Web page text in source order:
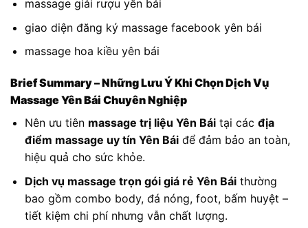
massage giải rượu yên bái
giao diện đăng ký massage facebook yên bái
massage hoa kiều yên bái
Brief Summary – Những Lưu Ý Khi Chọn Dịch Vụ
Massage Yên Bái Chuyên Nghiệp
Nên ưu tiên massage trị liệu Yên Báitại các địa
điểm massage uy tín Yên Báiđể đảm bảo an toàn,
hiệu quả cho sức khỏe.
Dịch vụ massage trọn gói giá rẻ Yên Báithường
bao gồm combo body, đá nóng, foot, bấm huyệt –
tiết kiệm chi phí nhưng vẫn chất lượng.